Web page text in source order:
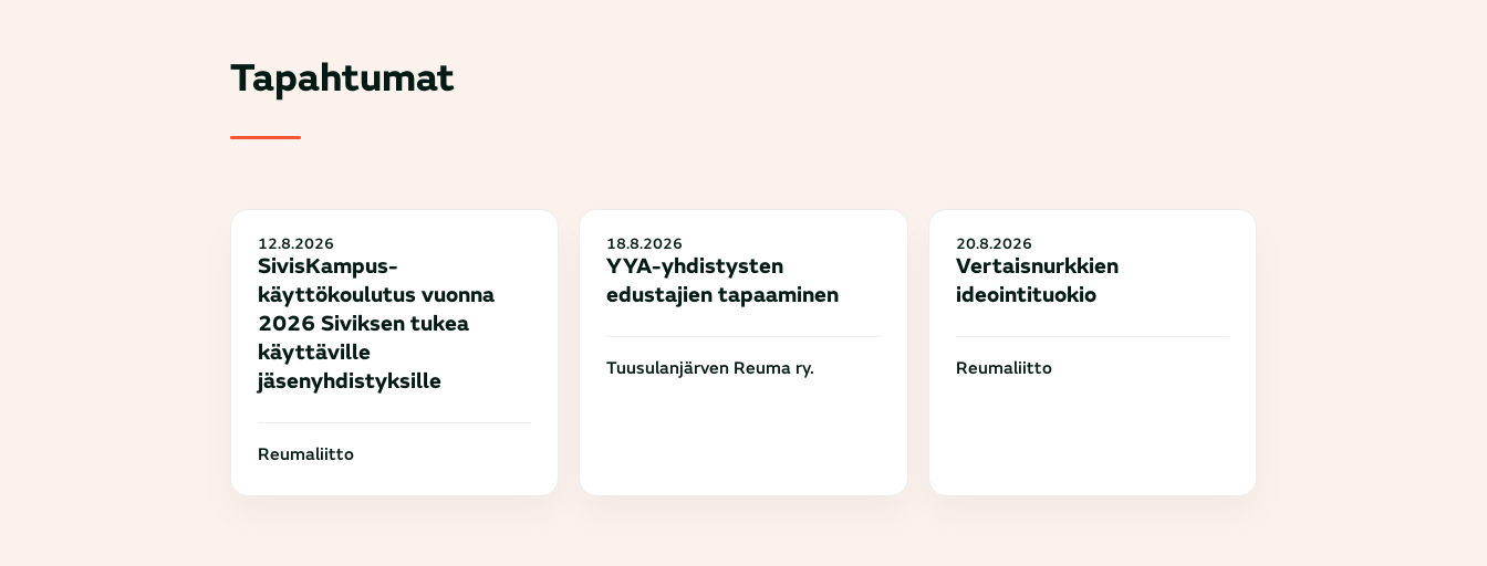
Tapahtumat
12.8.2026
SivisKampus-
käyttökoulutus vuonna
2026 Siviksen tukea
käyttäville
jäsenyhdistyksille
Reumaliitto
18.8.2026
YYA-yhdistysten
edustajien tapaaminen
Tuusulanjärven Reuma ry.
20.8.2026
Vertaisnurkkien
ideointituokio
Reumaliitto